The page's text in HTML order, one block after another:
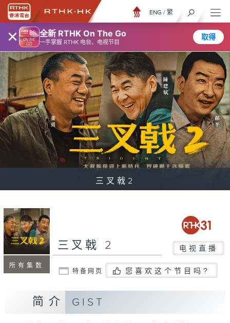
× 全新 RTHK On The Go
一手掌握 RTHK 电台、电视节目
取得
ENG / 繁
三叉戟2
所有集数
三叉戟 2 电视直播
特备网页 您喜欢这个节目吗?
简介 GIST